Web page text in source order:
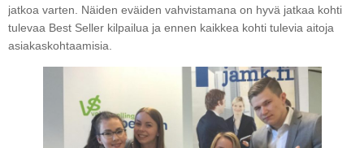
jatkoa varten. Näiden eväiden vahvistamana on hyvä jatkaa kohti
tulevaa Best Seller kilpailua ja ennen kaikkea kohti tulevia aitoja
asiakaskohtaamisia.